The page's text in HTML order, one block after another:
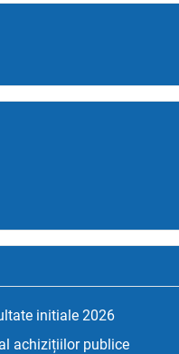
initiale 2026
achizițiilor publice